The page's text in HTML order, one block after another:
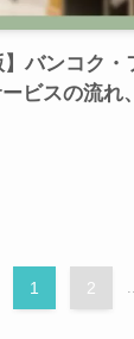
】バンコク
ビスの流れ
1 2